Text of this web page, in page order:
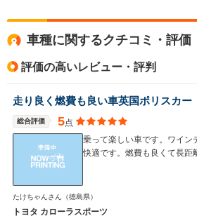
サイズ
(全長x全幅x全高)
全高
1.44m
全幅
1.75m
4.5m
車種に関するクチコミ・評価
評価の高いレビュー・評判
走り良く燃費も良い車英国ポリスカー
総合評価 5点
乗って楽しい車です。ワイン
快適です。燃費も良くて長距
たけちゃんさん （徳島県）
トヨタ カローラスポーツ